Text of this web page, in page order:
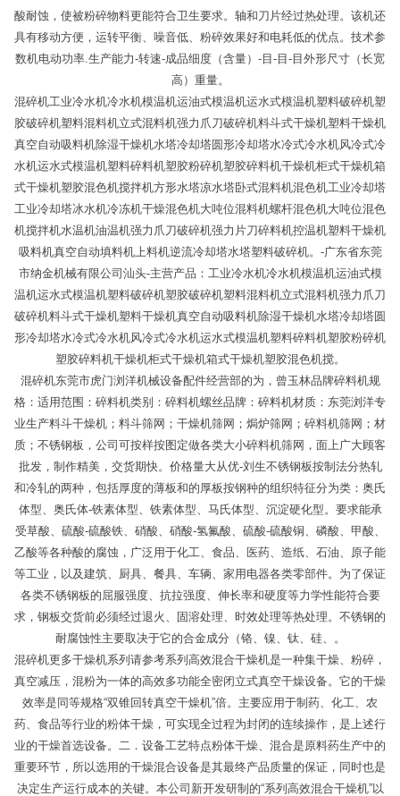
酸耐蚀，使被粉碎物料更能符合卫生要求。轴和刀片经过热处理。该机还
具有移动方便，运转平衡、噪音低、粉碎效果好和电耗低的优点。技术参
数机电动功率.生产能力-转速-成品细度（含量）-目-目-目外形尺寸（长宽
高）重量。
混碎机工业冷水机冷水机模温机运油式模温机运水式模温机塑料破碎机塑
胶破碎机塑料混料机立式混料机强力爪刀破碎机料斗式干燥机塑料干燥机
真空自动吸料机除湿干燥机水塔冷却塔圆形冷却塔水冷式冷水机风冷式冷
水机运水式模温机塑料碎料机塑胶粉碎机塑胶碎料机干燥机柜式干燥机箱
式干燥机塑胶混色机搅拌机方形水塔凉水塔卧式混料机混色机工业冷却塔
工业冷却塔冰水机冷冻机干燥混色机大吨位混料机螺杆混色机大吨位混色
机搅拌机水温机油温机强力爪刀破碎机强力片刀碎料机控温机塑料干燥机
吸料机真空自动填料机上料机逆流冷却塔水塔塑料破碎机。-广东省东莞
市纳金机械有限公司汕头-主营产品：工业冷水机冷水机模温机运油式模
温机运水式模温机塑料破碎机塑胶破碎机塑料混料机立式混料机强力爪刀
破碎机料斗式干燥机塑料干燥机真空自动吸料机除湿干燥机水塔冷却塔圆
形冷却塔水冷式冷水机风冷式冷水机运水式模温机塑料碎料机塑胶粉碎机
塑胶碎料机干燥机柜式干燥机箱式干燥机塑胶混色机搅。
混碎机东莞市虎门浏洋机械设备配件经营部的为，曾玉林品牌碎料机规
格：适用范围：碎料机类别：碎料机螺丝品牌：碎料机材质：东莞浏洋专
业生产料斗干燥机；料斗筛网；干燥机筛网；焗炉筛网；碎料机筛网；材
质；不锈钢板，公司可按样按图定做各类大小碎料机筛网，面上广大顾客
批发，制作精美，交货期快。价格量大从优-刘生不锈钢板按制法分热轧
和冷轧的两种，包括厚度的薄板和的厚板按钢种的组织特征分为类：奥氏
体型、奥氏体-铁素体型、铁素体型、马氏体型、沉淀硬化型。要求能承
受草酸、硫酸-硫酸铁、硝酸、硝酸-氢氟酸、硫酸-硫酸铜、磷酸、甲酸、
乙酸等各种酸的腐蚀，广泛用于化工、食品、医药、造纸、石油、原子能
等工业，以及建筑、厨具、餐具、车辆、家用电器各类零部件。为了保证
各类不锈钢板的屈服强度、抗拉强度、伸长率和硬度等力学性能符合要
求，钢板交货前必须经过退火、固溶处理、时效处理等热处理。不锈钢的
耐腐蚀性主要取决于它的合金成分（铬、镍、钛、硅、。
混碎机更多干燥机系列请参考系列高效混合干燥机是一种集干燥、粉碎，
真空减压，混粉为一体的高效多功能全密闭立式真空干燥设备。它的干燥
效率是同等规格“双锥回转真空干燥机”倍。主要应用于制药、化工、农
药、食品等行业的粉体干燥，可实现全过程为封闭的连续操作，是上述行
业的干燥首选设备。二．设备工艺特点粉体干燥、混合是原料药生产中的
重要环节，所以选用的干燥混合设备是其最终产品质量的保证，同时也是
决定生产运行成本的关键。本公司新开发研制的“系列高效混合干燥机”以